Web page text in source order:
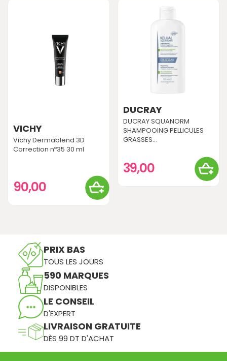
VICHY
Vichy Dermablend 3D
Correction nº35 30 ml
90,00
DUCRAY
DUCRAY SQUANORM
SHAMPOOING PELLICULES
GRASSES...
39,00
PRIX BAS
TOUS LES JOURS
590 MARQUES
DISPONIBLES
LE CONSEIL
D'EXPERT
LIVRAISON GRATUITE
DÈS 99 DT D'ACHAT